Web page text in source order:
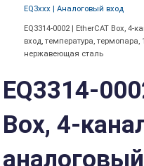
EQ3xxx | Аналоговый вход
EQ3314-0002 | EtherCAT Box,
вход, температура, термопара,
нержавеющая сталь
EQ3314-
Box, 4-